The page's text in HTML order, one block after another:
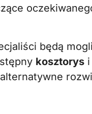
będą mogli
kosztorys i